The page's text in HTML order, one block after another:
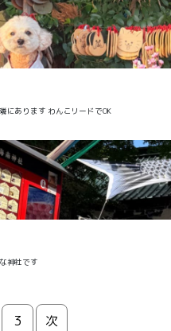
にあります わんこリードでOK
神社です
3 次